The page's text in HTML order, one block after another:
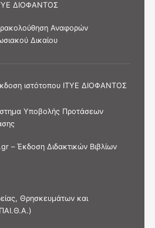
ΔΙΟΦΑΝΤΟΣ
Αναφορών
Δικαίου
ιστότοπου ΙΤΥΕ ΔΙΟΦΑΝΤΟΣ
Υποβολής Προτάσεων
– Έκδοση Διδακτικών Βιβλίων
Θρησκευμάτων και